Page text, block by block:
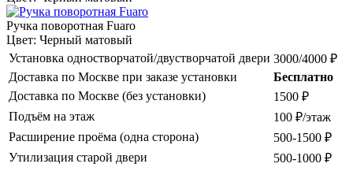
Ручка поворотная Fuaro
Цвет: Черный матовый
Установка одностворчатой/двустворчатой двери 3000/4000 ₽
Доставка по Москве при заказе установки
Бесплатно
Доставка по Москве (без установки)
1500 ₽
Подъём на этаж
100 ₽/этаж
Расширение проёма (одна сторона)
500-1500 ₽
Утилизация старой двери
500-1000 ₽